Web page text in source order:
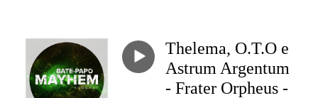
Thelema, O.T.O e
Astrum Argentum
- Frater Orpheus -